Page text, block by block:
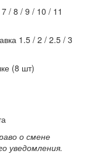
/ 8 / 9 / 10 / 11
1.5 / 2 / 2.5 / 3
(8 шт)
о смене
уведомления.